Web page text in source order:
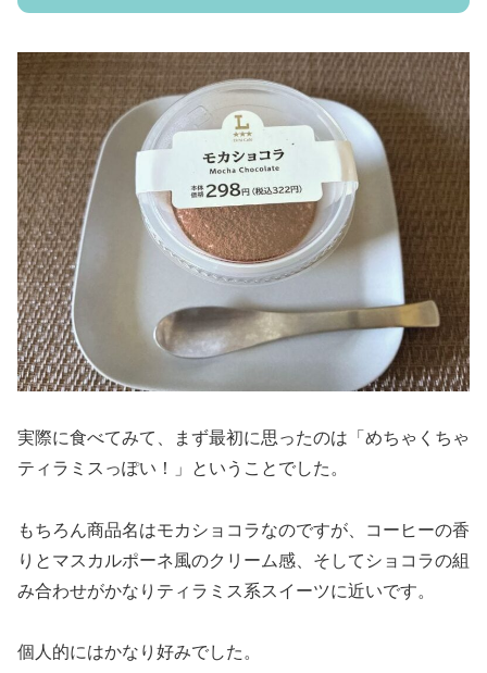
実際に食べてみて、まず最初に思ったのは「めちゃくちゃ
ティラミスっぽい！」ということでした。
もちろん商品名はモカショコラなのですが、コーヒーの香
りとマスカルポーネ風のクリーム感、そしてショコラの組
み合わせがかなりティラミス系スイーツに近いです。
個人的にはかなり好みでした。